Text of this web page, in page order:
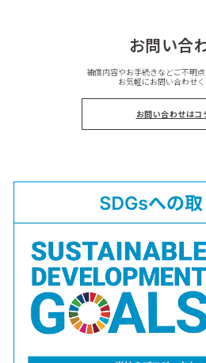
お問い合
補償内容やお手続きなどご不明
お気軽にお問い合わせく
お問い合わせはコ